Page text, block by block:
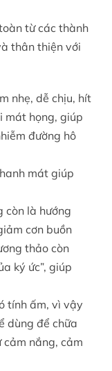
từ các thành
thân thiện với
nhẹ, dễ chịu, hít
mát họng, giúp
đường hô
mát giúp
còn là hướng
cơn buồn
thảo còn
ký ức”, giúp
tính ấm, vì vậy
dùng để chữa
nắng, cảm